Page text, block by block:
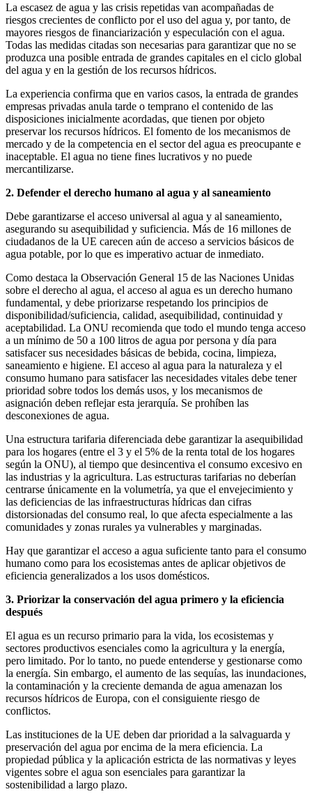
La escasez de agua y las crisis repetidas van acompañadas de
riesgos crecientes de conflicto por el uso del agua y, por tanto, de
mayores riesgos de financiarización y especulación con el agua.
Todas las medidas citadas son necesarias para garantizar que no se
produzca una posible entrada de grandes capitales en el ciclo global
del agua y en la gestión de los recursos hídricos.
La experiencia confirma que en varios casos, la entrada de grandes
empresas privadas anula tarde o temprano el contenido de las
disposiciones inicialmente acordadas, que tienen por objeto
preservar los recursos hídricos. El fomento de los mecanismos de
mercado y de la competencia en el sector del agua es preocupante e
inaceptable. El agua no tiene fines lucrativos y no puede
mercantilizarse.
2. Defender el derecho humano al agua y al saneamiento
Debe garantizarse el acceso universal al agua y al saneamiento,
asegurando su asequibilidad y suficiencia. Más de 16 millones de
ciudadanos de la UE carecen aún de acceso a servicios básicos de
agua potable, por lo que es imperativo actuar de inmediato.
Como destaca la Observación General 15 de las Naciones Unidas
sobre el derecho al agua, el acceso al agua es un derecho humano
fundamental, y debe priorizarse respetando los principios de
disponibilidad/suficiencia, calidad, asequibilidad, continuidad y
aceptabilidad. La ONU recomienda que todo el mundo tenga acceso
a un mínimo de 50 a 100 litros de agua por persona y día para
satisfacer sus necesidades básicas de bebida, cocina, limpieza,
saneamiento e higiene. El acceso al agua para la naturaleza y el
consumo humano para satisfacer las necesidades vitales debe tener
prioridad sobre todos los demás usos, y los mecanismos de
asignación deben reflejar esta jerarquía. Se prohíben las
desconexiones de agua.
Una estructura tarifaria diferenciada debe garantizar la asequibilidad
para los hogares (entre el 3 y el 5% de la renta total de los hogares
según la ONU), al tiempo que desincentiva el consumo excesivo en
las industrias y la agricultura. Las estructuras tarifarias no deberían
centrarse únicamente en la volumetría, ya que el envejecimiento y
las deficiencias de las infraestructuras hídricas dan cifras
distorsionadas del consumo real, lo que afecta especialmente a las
comunidades y zonas rurales ya vulnerables y marginadas.
Hay que garantizar el acceso a agua suficiente tanto para el consumo
humano como para los ecosistemas antes de aplicar objetivos de
eficiencia generalizados a los usos domésticos.
3. Priorizar la conservación del agua primero y la eficiencia
después
El agua es un recurso primario para la vida, los ecosistemas y
sectores productivos esenciales como la agricultura y la energía,
pero limitado. Por lo tanto, no puede entenderse y gestionarse como
la energía. Sin embargo, el aumento de las sequías, las inundaciones,
la contaminación y la creciente demanda de agua amenazan los
recursos hídricos de Europa, con el consiguiente riesgo de
conflictos.
Las instituciones de la UE deben dar prioridad a la salvaguarda y
preservación del agua por encima de la mera eficiencia. La
propiedad pública y la aplicación estricta de las normativas y leyes
vigentes sobre el agua son esenciales para garantizar la
sostenibilidad a largo plazo.